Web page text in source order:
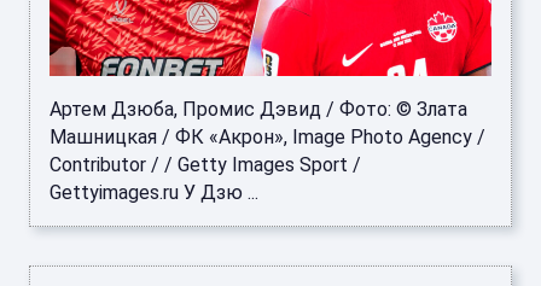
Артем Дзюба, Промис Дэвид / Фото: © Злата
Машницкая / ФК «Акрон», Image Photo Agency /
Contributor / / Getty Images Sport /
Gettyimages.ru У Дзю ...